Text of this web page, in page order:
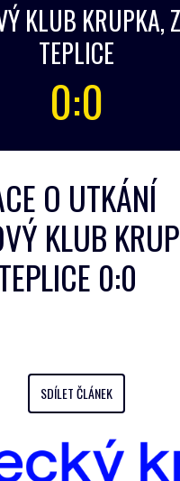
KLUB KRUPKA,
TEPLICE
0:0
O UTKÁNÍ
KLUB
0:0
SDÍLET ČLÁNEK